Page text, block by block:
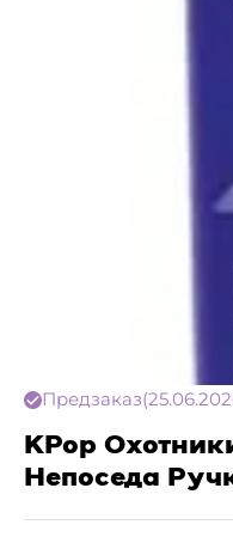
Предзаказ
KPop
Непоседа